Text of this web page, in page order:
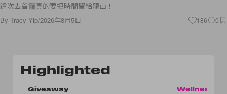
這次去首爾真的要把時間留給龍山！
By Tracy Yip/2026年8月5日 186 0
Highlighted
Giveaway Wellness